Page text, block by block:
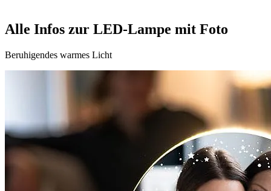
Alle Infos zur LED-Lampe mit Foto
Beruhigendes warmes Licht